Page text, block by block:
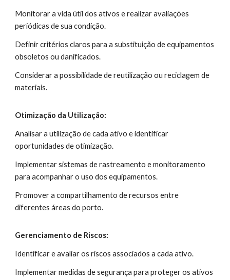
Monitorar a vida útil dos ativos e realizar avaliações
periódicas de sua condição.
Definir critérios claros para a substituição de equipamentos
obsoletos ou danificados.
Considerar a possibilidade de reutilização ou reciclagem de
materiais.
Otimização da Utilização:
Analisar a utilização de cada ativo e identificar
oportunidades de otimização.
Implementar sistemas de rastreamento e monitoramento
para acompanhar o uso dos equipamentos.
Promover a compartilhamento de recursos entre
diferentes áreas do porto.
Gerenciamento de Riscos:
Identificar e avaliar os riscos associados a cada ativo.
Implementar medidas de segurança para proteger os ativos